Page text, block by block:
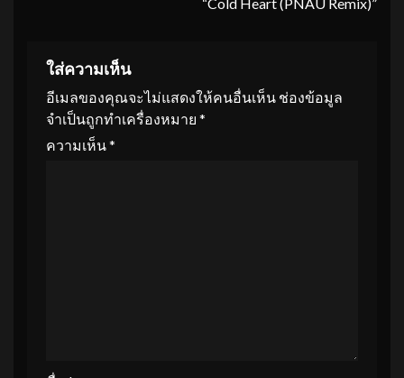
ใส่ความเห็น
อีเมลของคุณจะไม่แสดงให้คนอื่นเห็น ช่องข้อมูล
จำเป็นถูกทำเครื่องหมาย *
ความเห็น*